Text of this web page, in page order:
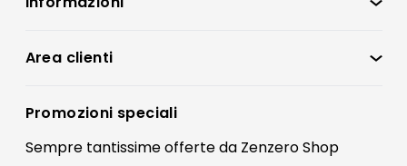
Condizioni di vendita
Preferenze Cookies
Termini e condizioni
Area clienti
Registrati
Il mio account
Promozioni speciali
Sempre tantissimeofferteda Zenzero Shop